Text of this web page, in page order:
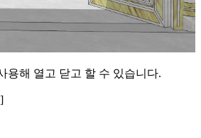
용해 열고 닫고 할 수 있습니다.